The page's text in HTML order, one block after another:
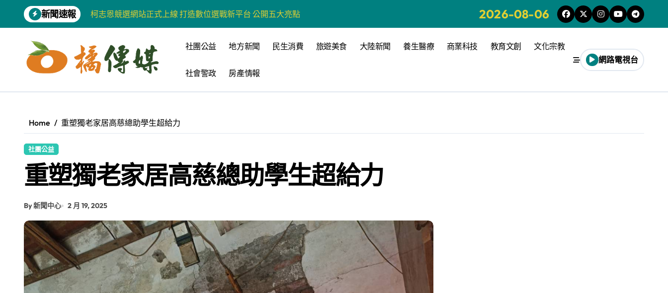
content
新聞速報
柯志恩競選網站正式上線 打造數位選戰新平台 公開五大亮點
藍綠市長參選人對無人載具條例互批 柯志恩：國民黨版才是「國防+產業」務實版
爭取原住民選票 柯志恩提原民5大政策 打造城鄉共好高雄
雅安 天府之肺裡的安逸密碼 一座被時光偏愛的巴適小城
高科大機電系與日本愛媛大學跨校合作 並感謝世豐螺絲捐助獎學金
四川雅安 千年古剎雲峰寺
【第十四屆海峽青年薈】兩岸青年福州體驗水上運動
2026-08-06
社團公益 地方新聞 民生消費 旅遊美食 大陸新聞 養生醫療 商業科技 教育文創 文化宗教
社會警政 房產情報
網路電視台
Home 重塑獨老家居高慈總助學生超給力
社團公益
重塑獨老家居高慈總助學生超給力
By 新聞中心 2 月 19, 2025